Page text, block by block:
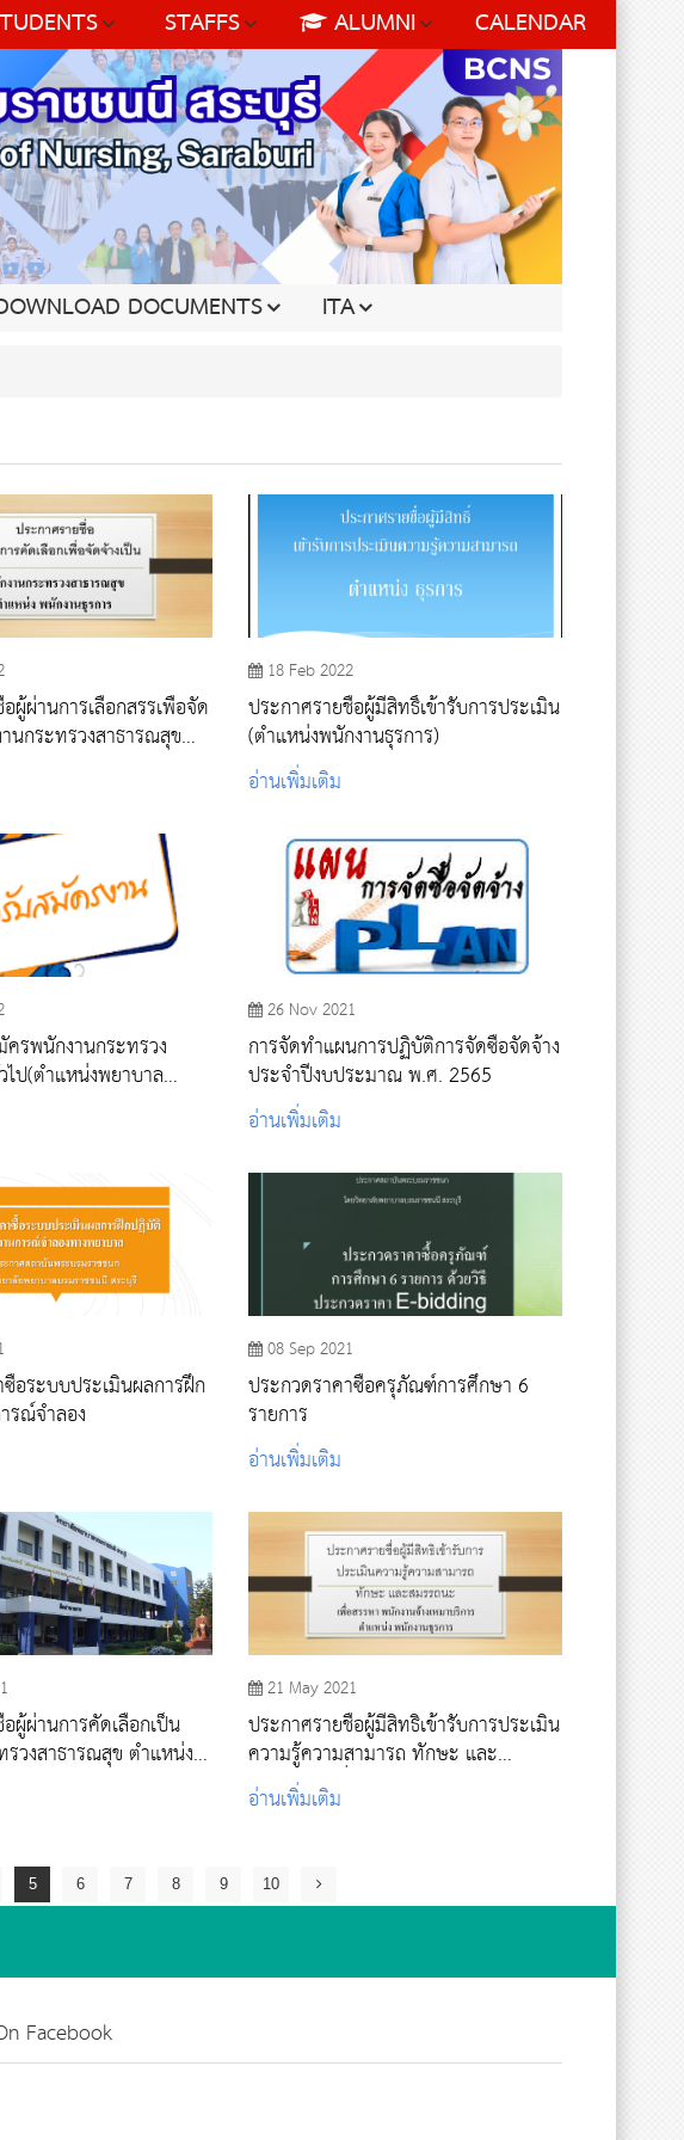
STAFFS ALUMNI CALENDAR
DOCUMENTS ITA
ผู้ผ่านการเลือกสรรเพื่อจัด
นกระทรวงสาธารณสุข
พนักงานธุรการ
18 Feb 2022
ประกาศรายชื่อผู้มีสิทธิ์เข้ารับการประเมิน
(ตำแหน่งพนักงานธุรการ)
อ่านเพิ่มเติม
รพนักงานกระทรวง
ป(ตำแหน่งพยาบาล
26 Nov 2021
การจัดทำแผนการปฏิบัติการจัดซื้อจัดจ้าง
ประจำปีงบประมาณ พ.ศ. 2565
อ่านเพิ่มเติม
อระบบประเมินผลการฝึก
รณ์จำลอง
08 Sep 2021
ประกวดราคาซื้อครุภัณฑ์การศึกษา 6
รายการ
อ่านเพิ่มเติม
ผู้ผ่านการคัดเลือกเป็น
วงสาธารณสุข ตำแหน่ง
21 May 2021
ประกาศรายชื่อผู้มีสิทธิเข้ารับการประเมิน
ความรู้ความสามารถ ทักษะ และ
สมรรถนะ เพื่อสรรหา พนักงานจ้างเหมา
บริการ ตำแหน่ง พนักงานธุรการ
อ่านเพิ่มเติม
5 6 7 8 9 10
Facebook